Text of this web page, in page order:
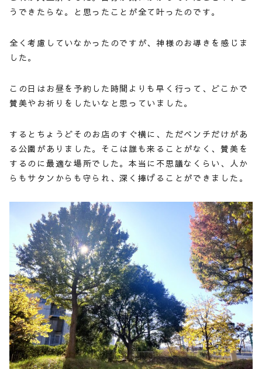
うできたらな。と思ったことが全て叶ったのです。
全く考慮していなかったのですが、神様のお導きを感じま
した。
この日はお昼を予約した時間よりも早く行って、どこかで
賛美やお祈りをしたいなと思っていました。
するとちょうどそのお店のすぐ横に、ただベンチだけがあ
る公園がありました。そこは誰も来ることがなく、賛美を
するのに最適な場所でした。本当に不思議なくらい、人か
らもサタンからも守られ、深く捧げることができました。